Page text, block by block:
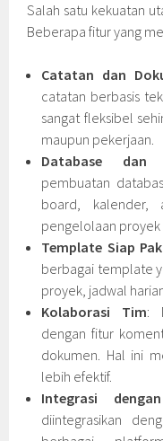
Salah satu kekuatan
Beberapa fitur yang
Catatan dan
catatan berbasis
sangat fleksibel
maupun pekerjaan.
Database dan
pembuatan
board, kalender,
pengelolaan proyek
Template Siap
berbagai template
proyek, jadwal
Kolaborasi Tim:
dengan fitur
dokumen. Hal ini
lebih efektif.
Integrasi
diintegrasikan